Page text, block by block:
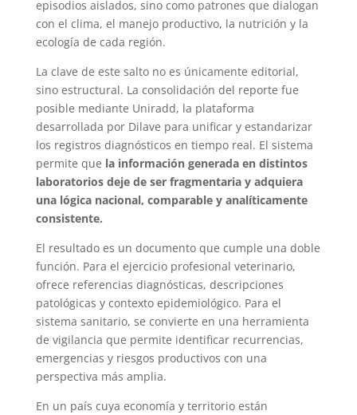
episodios aislados, sino como patrones que dialogan
con el clima, el manejo productivo, la nutrición y la
ecología de cada región.
La clave de este salto no es únicamente editorial,
sino estructural. La consolidación del reporte fue
posible mediante Uniradd, la plataforma
desarrollada por Dilave para unificar y estandarizar
los registros diagnósticos en tiempo real. El sistema
permite que la información generada en distintos
laboratorios deje de ser fragmentaria y adquiera
una lógica nacional, comparable y analíticamente
consistente.
El resultado es un documento que cumple una doble
función. Para el ejercicio profesional veterinario,
ofrece referencias diagnósticas, descripciones
patológicas y contexto epidemiológico. Para el
sistema sanitario, se convierte en una herramienta
de vigilancia que permite identificar recurrencias,
emergencias y riesgos productivos con una
perspectiva más amplia.
En un país cuya economía y territorio están